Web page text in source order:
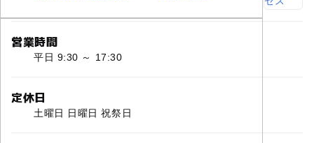
営業時間
平日 9:30 ～ 17:30
定休日
土曜日 日曜日 祝祭日